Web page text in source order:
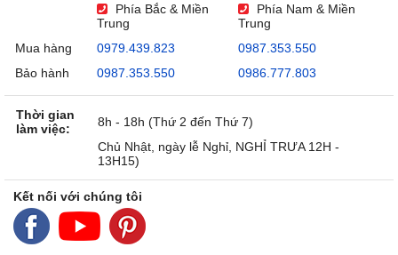
Phía Bắc & Miền
Trung
Phía Nam & Miền
Trung
Mua hàng
0979.439.823
0987.353.550
Bảo hành
0987.353.550 0986.777.803
Thời gian
làm việc:
8h - 18h (Thứ 2 đến Thứ 7)
Chủ Nhật, ngày lễ Nghỉ, NGHỈ TRƯA 12H -
13H15)
Kết nối với chúng tôi